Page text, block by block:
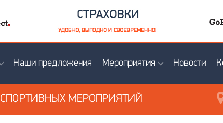
Наши предложения Мероприятия Новости
СПОРТИВНЫХ МЕРОПРИЯТИЙ